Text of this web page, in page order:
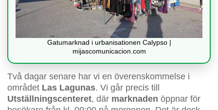
Gatumarknad i urbanisationen Calypso |
mijascomunicacion.com
Två dagar senare har vi en överenskommelse i
området Las Lagunas. Vi går precis till
Utställningscenteret, där marknaden öppnar för